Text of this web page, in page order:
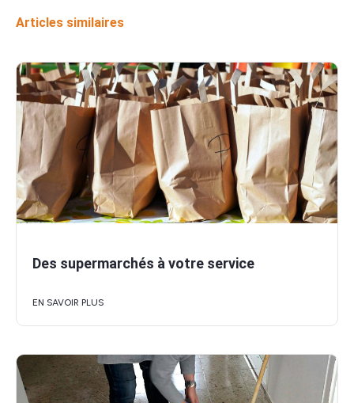
Articles similaires
Des supermarchés à votre service
EN SAVOIR PLUS